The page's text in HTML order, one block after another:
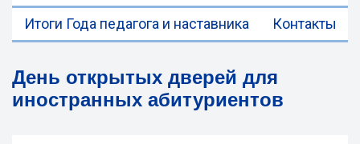
Итоги Года педагога и наставника Контакты
День открытых дверей для
иностранных абитуриентов